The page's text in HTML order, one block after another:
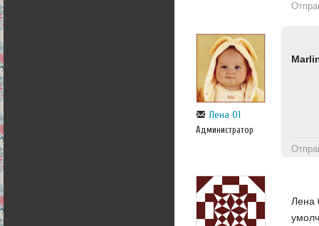
Лена 01
Администратор
Лена